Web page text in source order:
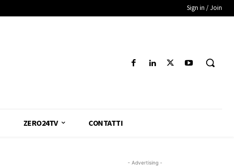
Sign in / Join
ZERO24TV CONTATTI
- Advertising -